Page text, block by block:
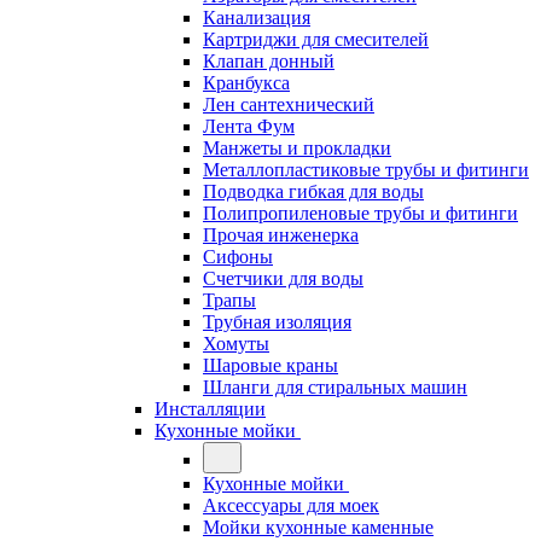
Канализация
Картриджи для смесителей
Клапан донный
Кранбукса
Лен сантехнический
Лента Фум
Манжеты и прокладки
Металлопластиковые трубы и фитинги
Подводка гибкая для воды
Полипропиленовые трубы и фитинги
Прочая инженерка
Сифоны
Счетчики для воды
Трапы
Трубная изоляция
Хомуты
Шаровые краны
Шланги для стиральных машин
Инсталляции
Кухонные мойки
Кухонные мойки
Аксессуары для моек
Мойки кухонные каменные